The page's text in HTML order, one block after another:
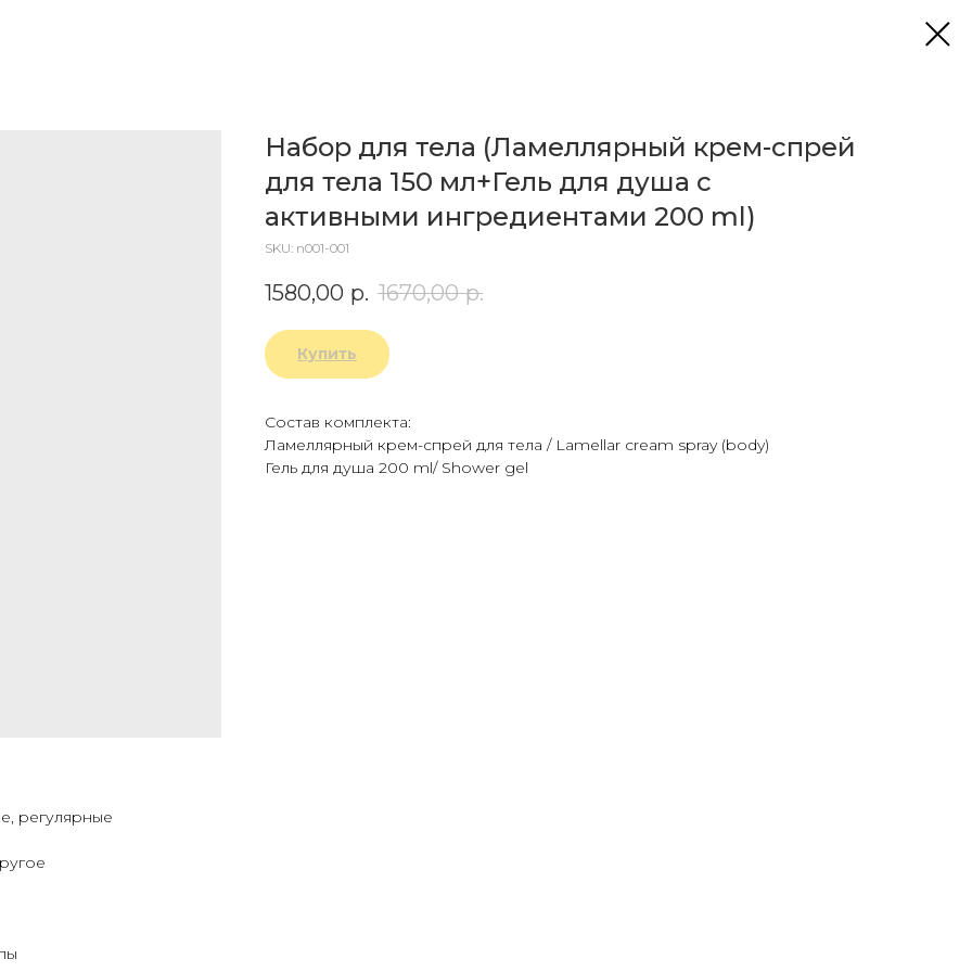
Набор для тела (Ламеллярный крем-спрей
для тела 150 мл+Гель для душа с
активными ингредиентами 200 ml)
SKU: n001-001
1580,00 р. 1670,00 р.
Купить
Состав комплекта:
Ламеллярный крем-спрей для тела / Lamellar cream spray (body)
Гель для душа 200 ml/ Shower gel
регулярные